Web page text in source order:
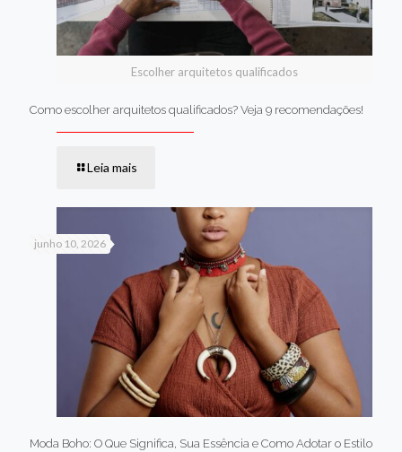
Escolher arquitetos qualificados
Como escolher arquitetos qualificados? Veja 9 recomendações!
Leia mais
junho 10, 2026
Moda Boho: O Que Significa, Sua Essência e Como Adotar o Estilo